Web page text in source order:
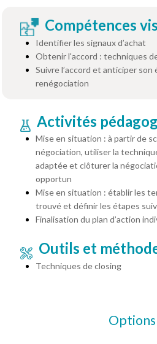
Compétences
Identifier les signaux d’achat
Obtenir l'accord : techniques
Suivre l’accord et anticiper son
renégociation
Activités
Mise en situation : à partir de
négociation, utiliser la
adaptée et clôturer la
opportun
Mise en situation : établir les
trouvé et définir les étapes
Finalisation du plan d’action
Outils et
Techniques de closing
Options